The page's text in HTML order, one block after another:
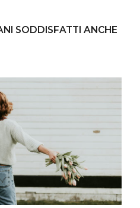
SODDISFATTI ANCHE